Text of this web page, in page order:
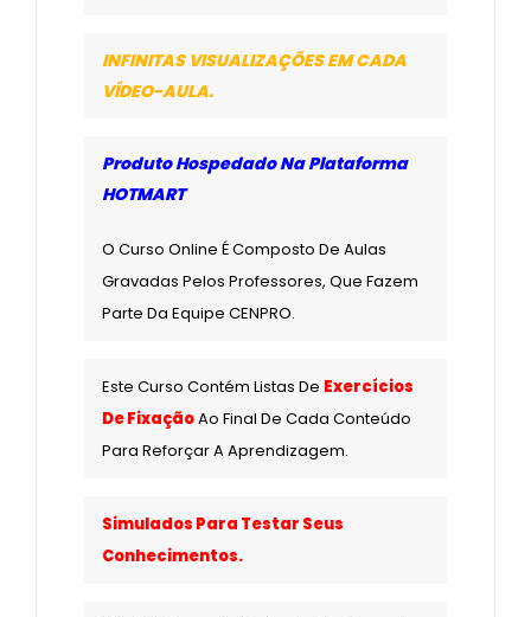
INFINITAS VISUALIZAÇÕES EM CADA
VÍDEO-AULA.
Produto Hospedado Na Plataforma
HOTMART
O Curso Online É Composto De Aulas
Gravadas Pelos Professores, Que Fazem
Parte Da Equipe CENPRO.
Este Curso Contém Listas De Exercícios
De FixaçãoAo Final De Cada Conteúdo
Para Reforçar A Aprendizagem.
Simulados Para Testar Seus
Conhecimentos.